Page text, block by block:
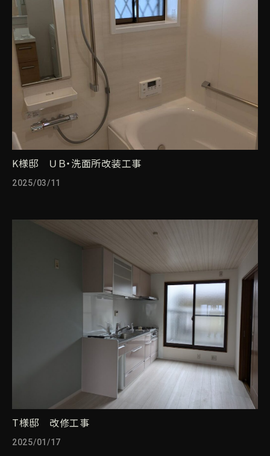
K様邸 ＵＢ・洗面所改装工事
2025/03/11
T様邸 改修工事
2025/01/17